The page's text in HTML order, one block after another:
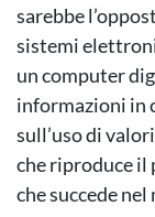
sarebbe
sistemi
un computer
informazioni in
sull’uso di
che riproduce
che succede